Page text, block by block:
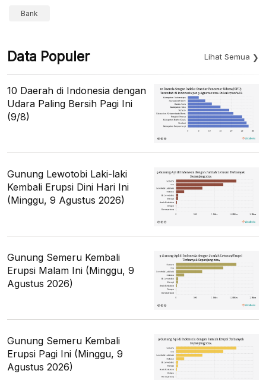
Bank
Data Populer Lihat Semua
10 Daerah di Indonesia dengan
Udara Paling Bersih Pagi Ini
(9/8)
Gunung Lewotobi Laki-laki
Kembali Erupsi Dini Hari Ini
(Minggu, 9 Agustus 2026)
Gunung Semeru Kembali
Erupsi Malam Ini (Minggu, 9
Agustus 2026)
Gunung Semeru Kembali
Erupsi Pagi Ini (Minggu, 9
Agustus 2026)